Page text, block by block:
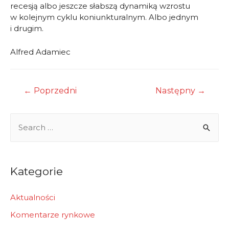
recesją albo jeszcze słabszą dynamiką wzrostu
w kolejnym cyklu koniunkturalnym. Albo jednym
i drugim.
Alfred Adamiec
Nawigacja
← Poprzedni Następny →
r
h
f
Kategorie
Aktualności
Komentarze rynkowe